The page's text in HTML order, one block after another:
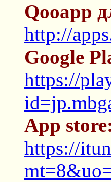
Qooapp
http://
Google
https://
App
https://